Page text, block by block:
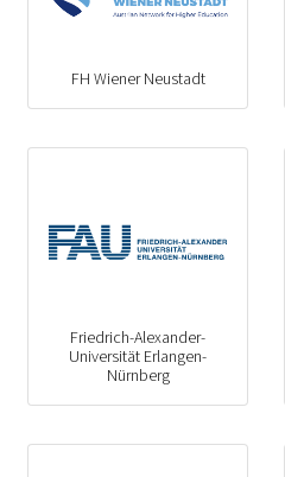
FH Wiener Neustadt
Friedrich-Alexander-
Universität Erlangen-
Nürnberg